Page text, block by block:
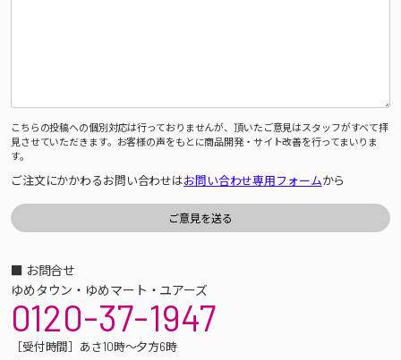
こちらの投稿への個別対応は行っておりませんが、頂いたご意見はスタッフがすべて拝
見させていただきます。お客様の声をもとに商品開発・サイト改善を行ってまいりま
す。
ご注文にかかわるお問い合わせはお問い合わせ専用フォームから
■ お問合せ
ゆめタウン・ゆめマート・ユアーズ
0120-37-1947
［受付時間］あさ10時～夕方6時